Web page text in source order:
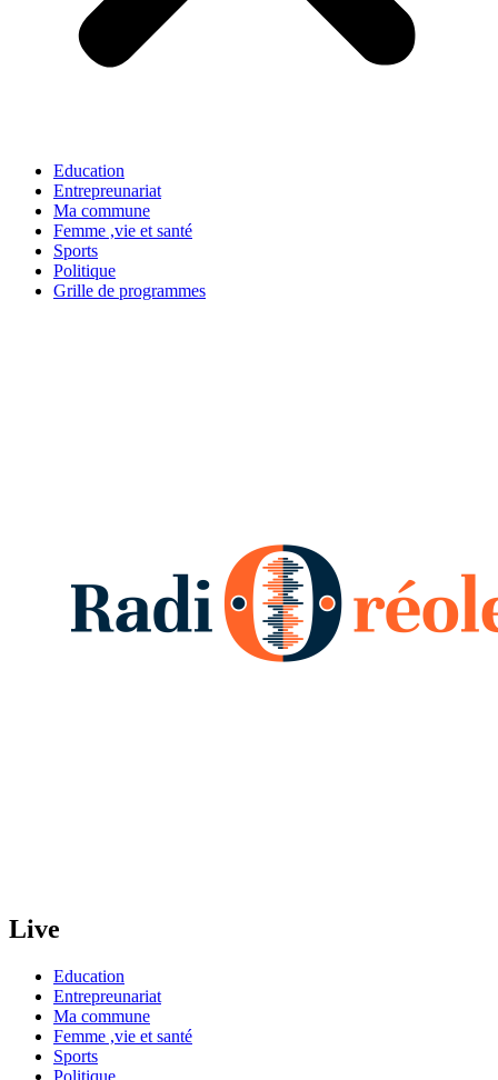
Education
Entrepreunariat
Ma commune
Femme ,vie et santé
Sports
Politique
Grille de programmes
Live
Education
Entrepreunariat
Ma commune
Femme ,vie et santé
Sports
Politique